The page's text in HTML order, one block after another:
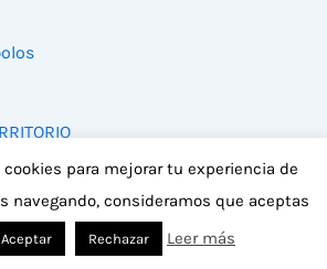
río Segurapara mejorar tu experiencia de
navegando, consideramos que aceptas
Aceptar Rechazar Leer más